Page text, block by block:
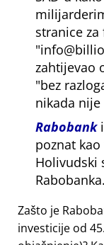
stranice
zahtijevao
bez
nikada
Rabobank
poznat
Holivudski
Rabobanka.
Zašto je
investicije od